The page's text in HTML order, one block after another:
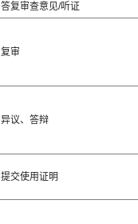
答复审查意见/听证
复审
异议、答辩
提交使用证明